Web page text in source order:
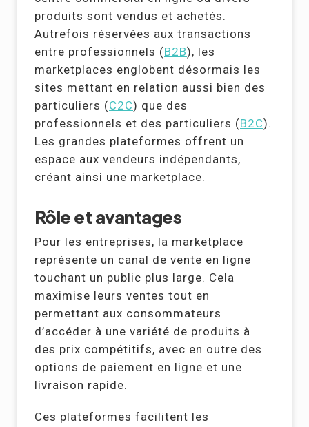
produits sont vendus et achetés.
Autrefois réservées aux transactions
entre professionnels (B2B), les
marketplaces englobent désormais les
sites mettant en relation aussi bien des
particuliers (C2C) que des
professionnels et des particuliers (B2C).
Les grandes plateformes offrent un
espace aux vendeurs indépendants,
créant ainsi une marketplace.
Rôle et avantages
Pour les entreprises, la marketplace
représente un canal de vente en ligne
touchant un public plus large. Cela
maximise leurs ventes tout en
permettant aux consommateurs
d’accéder à une variété de produits à
des prix compétitifs, avec en outre des
options de paiement en ligne et une
livraison rapide.
Ces plateformes facilitent les